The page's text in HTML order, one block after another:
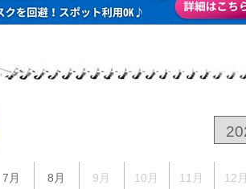
7月 8月 9月 10月 11月 12月